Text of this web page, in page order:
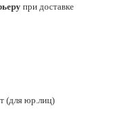
при доставке
(для юр.лиц)